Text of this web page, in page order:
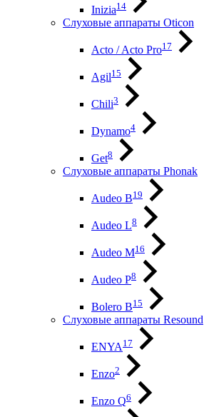
Inizia14
Слуховые аппараты Oticon
Acto / Acto Pro17
Agil15
Chili3
Dynamo4
Get8
Слуховые аппараты Phonak
Audeo B19
Audeo L8
Audeo М16
Audeo P8
Bolero B15
Слуховые аппараты Resound
ENYA17
Enzo2
Enzo Q6